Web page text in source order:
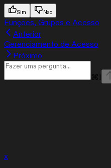
Sim Nao
Funções, Grupos e Acesso
Anterior
Gerenciamento de Acesso
Próximo
⌘ I
x